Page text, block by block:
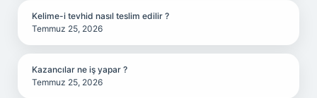
Kelime-i tevhid nasıl teslim edilir ?
Temmuz 25, 2026
Kazancılar ne iş yapar ?
Temmuz 25, 2026